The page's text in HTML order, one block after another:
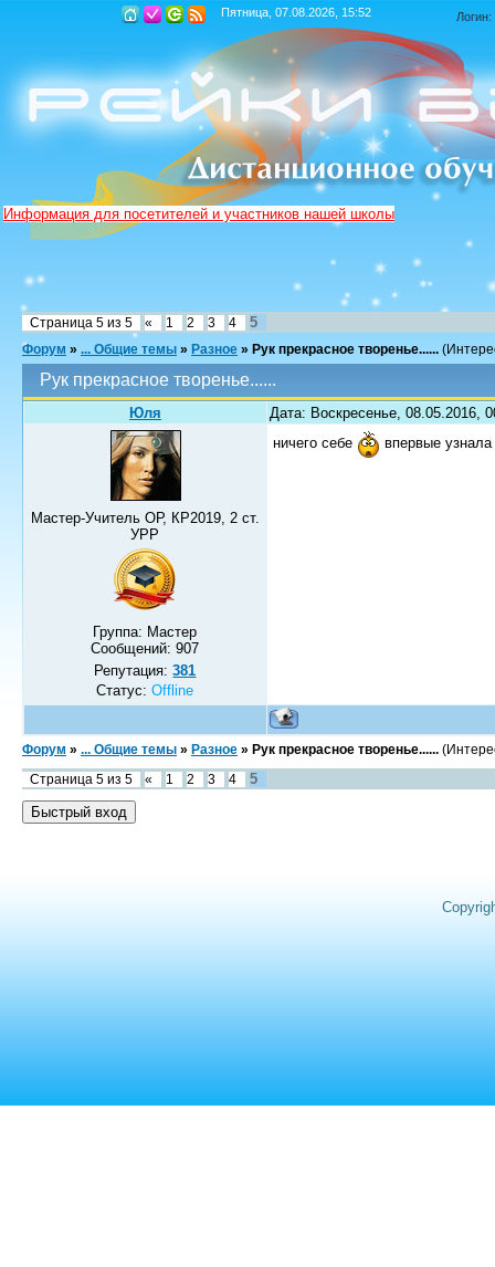
Пятница, 07.08.2026, 15:52 Логин:
Информация для посетителей и участников нашей школы
Страница 5 из 5 « 1 2 3 4 5
Форум » ... Общие темы » Разное » Рук прекрасное творенье......
Рук прекрасное творенье......
Юля Дата: Воскресенье, 08.05.2016,
Мастер-Учитель ОР, КР2019, 2 ст.
УРР
Группа: Мастер
Сообщений:907
Репутация:381
Статус:Offline
ничего себе впервые
Форум » ... Общие темы » Разное » Рук прекрасное творенье......
Страница 5 из 5 « 1 2 3 4 5